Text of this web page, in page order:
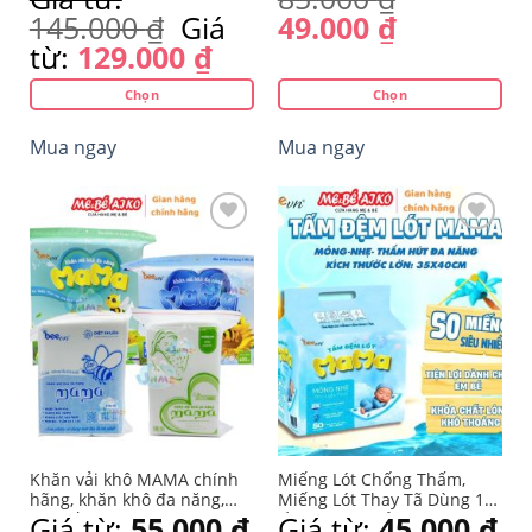
Minh
145.000₫ Giá
từ: 129.000 ₫
Chọn
phẩm
nhiều
biến
thể.
Các
tùy
chọn
có
thể
được
trên
trang
sản
Mua ngay
CHI TIẾT! 🌸
49.000 ₫
Chọn
phẩm
có
nhiều
biến
thể.
Các
tùy
chọn
có
thể
được
chọn
trên
trang
sản
Mua ngay
Yêu
thích
Khăn vải khô MAMA chính
hãng, khăn khô đa năng,
cao cấp dành cho mẹ và bé
Yêu
thích
Miếng Lót Chống Thấm,
Miếng Lót Thay Tã Dùng 1
Lần MAMA Mỏng, Nhẹ,